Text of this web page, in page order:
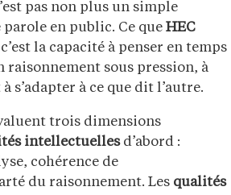
pas non plus un simple
en public. Ce que HEC
la capacité à penser en temps
raisonnement sous pression, à
s’adapter à ce que dit l’autre.
trois dimensions
intellectuellesd’abord :
cohérence de
du raisonnement. Les qualités